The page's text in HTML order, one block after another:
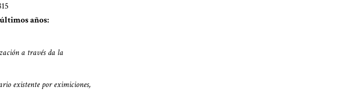
años:
a través da la
existente por eximiciones,